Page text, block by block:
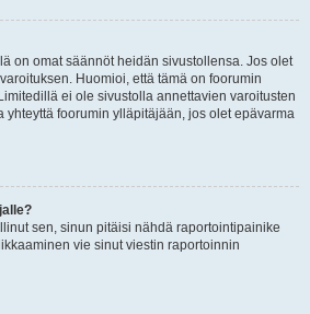
on omat säännöt heidän sivustollensa. Jos olet
Huomioi, että tämä on foorumin
ei ole sivustolla annettavien varoitusten
yhteyttä foorumin ylläpitäjään, jos olet epävarma
sen, sinun pitäisi nähdä raportointipainike
vie sinut viestin raportoinnin